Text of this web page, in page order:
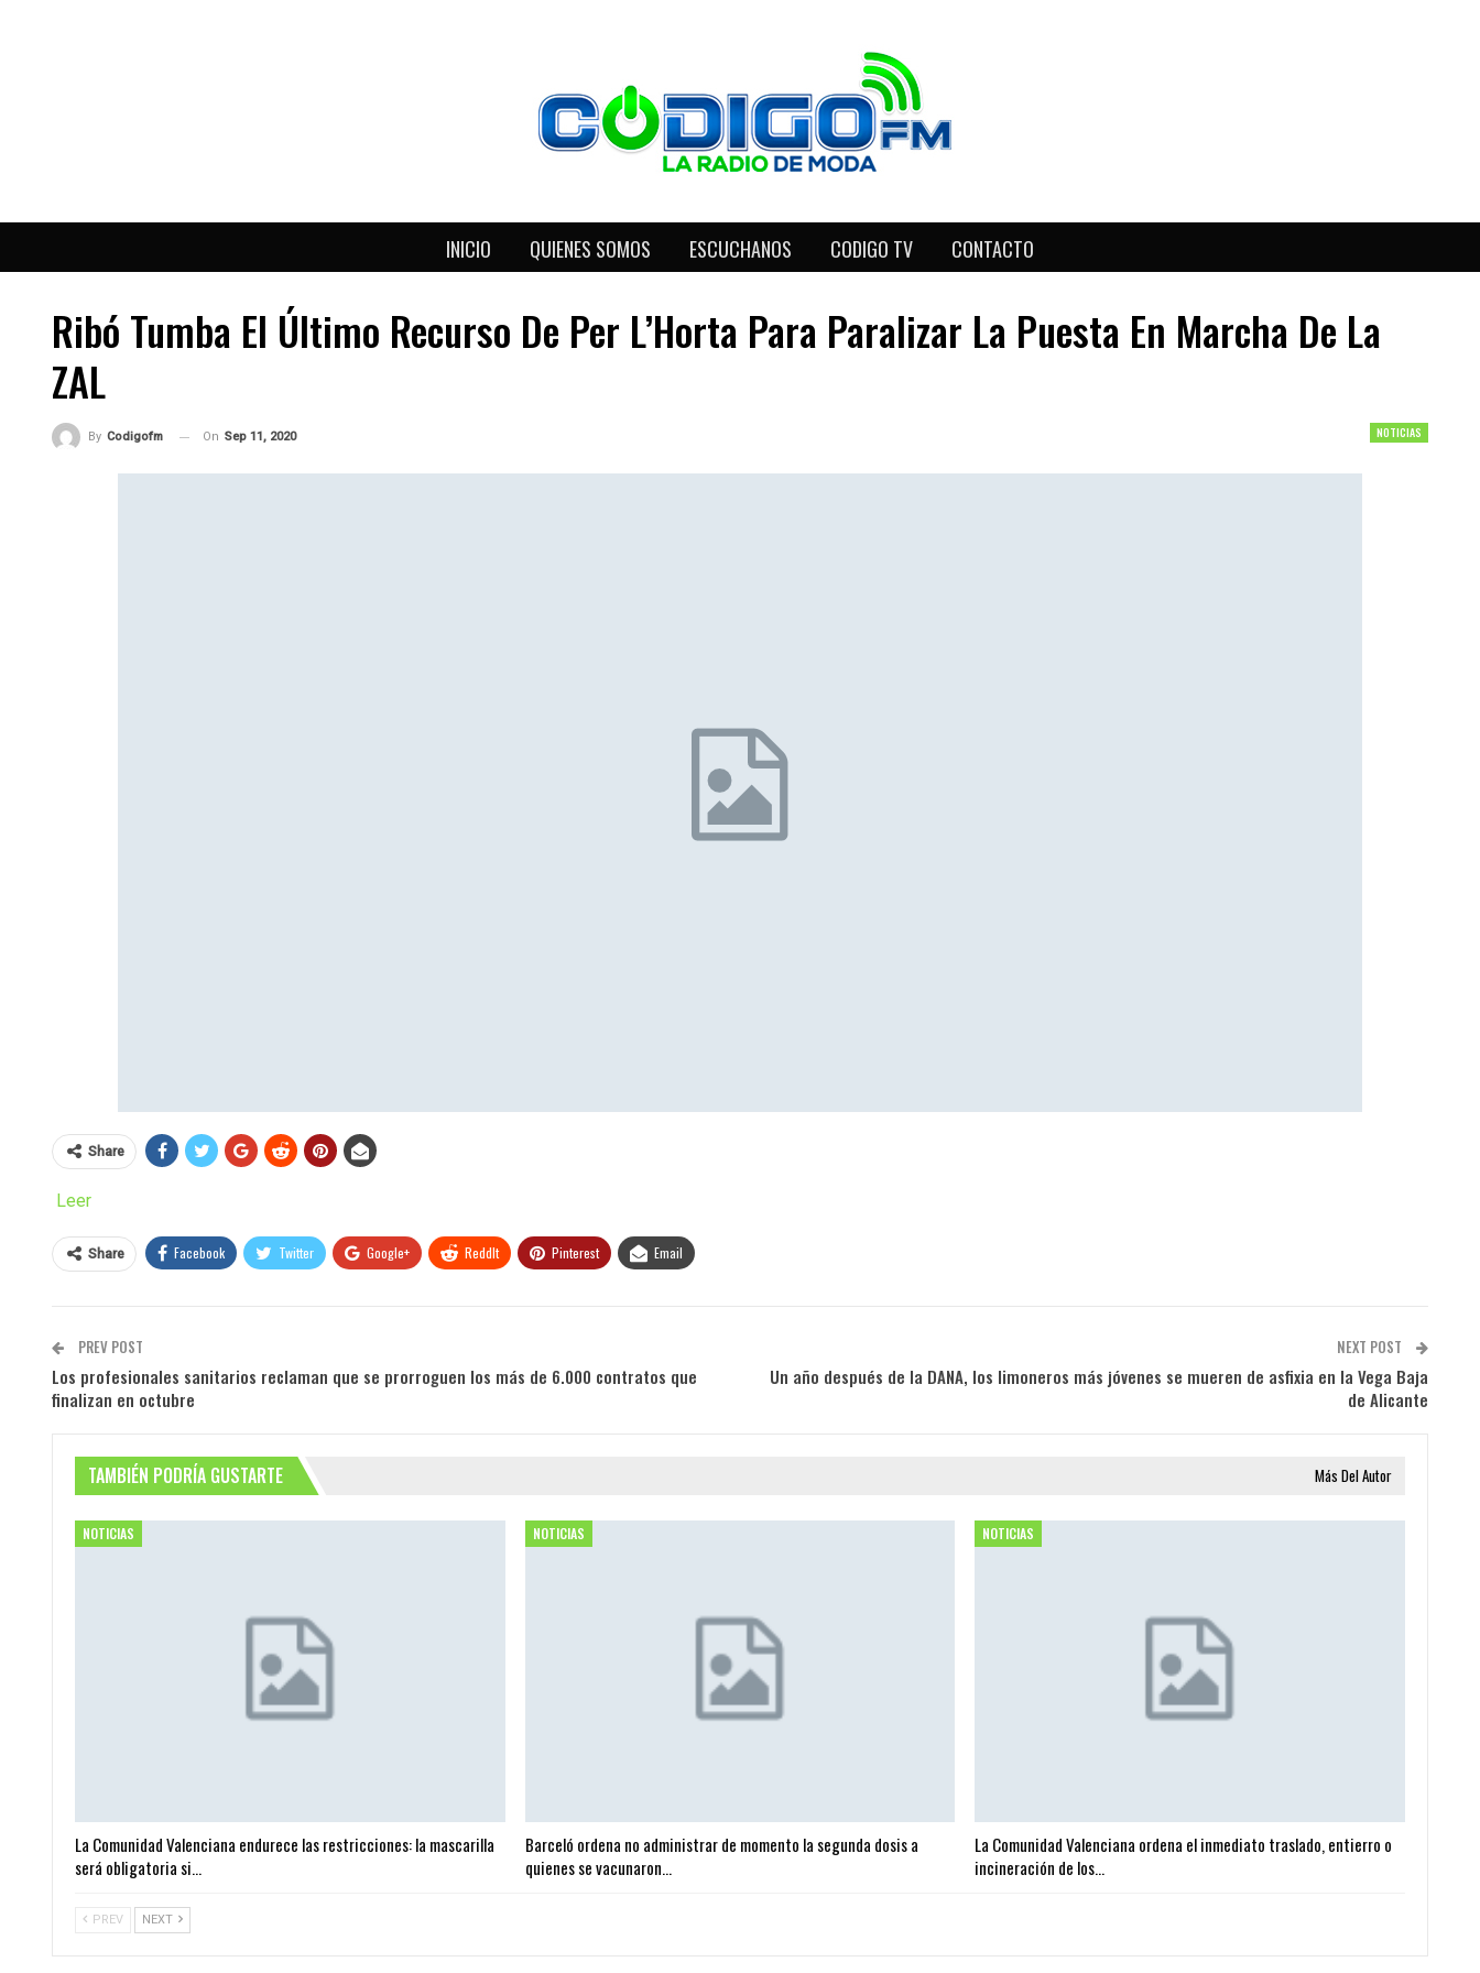
INICIO QUIENES SOMOS ESCUCHANOS CODIGO TV CONTACTO
Ribó Tumba El Último Recurso De Per L’Horta Para Paralizar La Puesta En Marcha De La
ZAL
NOTICIAS
By Codigofm On Sep 11, 2020
Share
Leer
Share Facebook Twitter Google+ ReddIt Pinterest Email
PREV POST
Los profesionales sanitarios reclaman que se prorroguen los más de 6.000 contratos que
finalizan en octubre
NEXT POST
Un año después de la DANA, los limoneros más jóvenes se mueren de asfixia en la Vega Baja
de Alicante
TAMBIÉN PODRÍA GUSTARTE Más Del Autor
NOTICIAS
La Comunidad Valenciana endurece las restricciones: la mascarilla
será obligatoria si…
NOTICIAS
Barceló ordena no administrar de momento la segunda dosis a
quienes se vacunaron…
NOTICIAS
La Comunidad Valenciana ordena el inmediato traslado, entierro o
incineración de los…
PREV NEXT